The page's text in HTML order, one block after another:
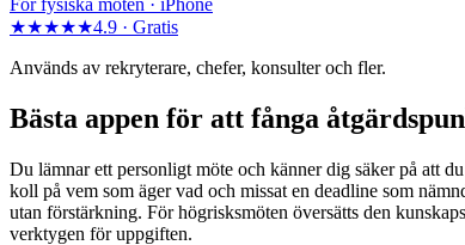
★★★★★4.9 · Gratis
Används av rekryterare, chefer, konsulter och fler.
Bästa appen för att fånga
Du lämnar ett personligt möte och känner dig säker på att
koll på vem som äger vad och missat en deadline som
utan förstärkning. För högrisksmöten översätts den
verktygen för uppgiften.